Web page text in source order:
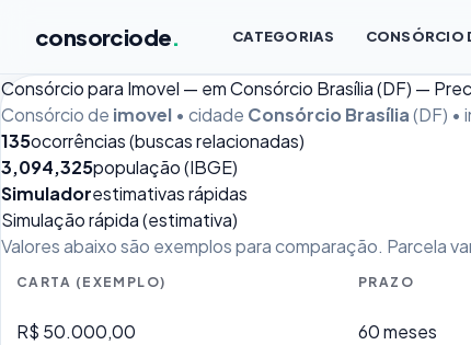
consorciode. CATEGORIAS CONSÓRCIO
Consórcio para Imovel — em Consórcio Brasília (DF) —
Consórcio de imovel • cidade Consórcio Brasília(DF) •
135ocorrências (buscas relacionadas)
3,094,325população (IBGE)
Simuladorestimativas rápidas
Simulação rápida (estimativa)
Valores abaixo são exemplos para comparação. Parcela
CARTA (EXEMPLO) PRAZO
R$ 50.000,00 60 meses